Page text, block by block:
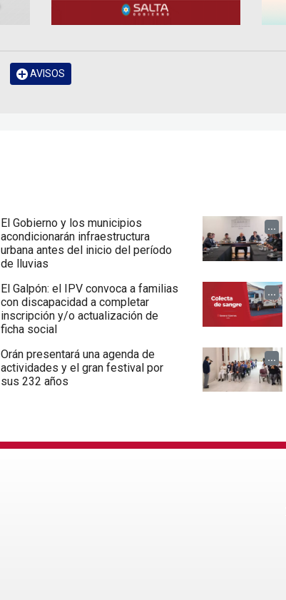
AVISOS
El Gobierno y los municipios
acondicionarán infraestructura
urbana antes del inicio del período
de lluvias
...
El Galpón: el IPV convoca a familias
con discapacidad a completar
inscripción y/o actualización de
ficha social
...
Orán presentará una agenda de
actividades y el gran festival por
sus 232 años
...